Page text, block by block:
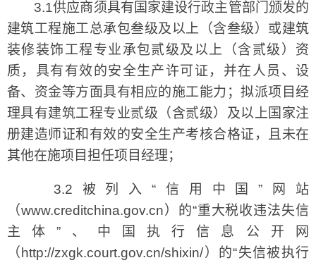
3.1供应商须具有国家建设行政主管部门颁发的
建筑工程施工总承包叁级及以上（含叁级）或建筑
装修装饰工程专业承包贰级及以上（含贰级）资
质，具有有效的安全生产许可证，并在人员、设
备、资金等方面具有相应的施工能力；拟派项目经
理具有建筑工程专业贰级（含贰级）及以上国家注
册建造师证和有效的安全生产考核合格证，且未在
其他在施项目担任项目经理；
3.2被列入“信用中国”网站
（www.creditchina.gov.cn）的“重大税收违法失信
主体”、中国执行信息公开网
（http://zxgk.court.gov.cn/shixin/）的“失信被执行